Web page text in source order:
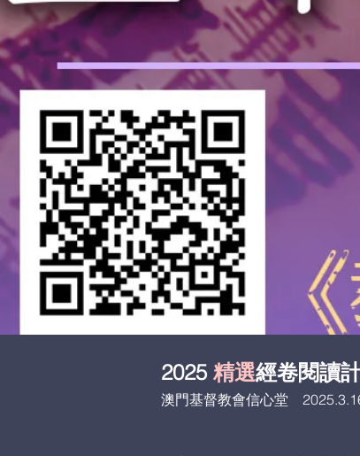
2025 精選經卷閱讀
澳門基督教會信心堂